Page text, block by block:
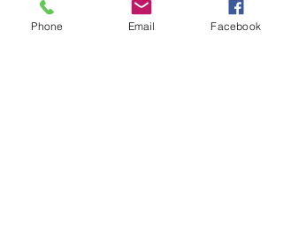
Phone Email Facebook